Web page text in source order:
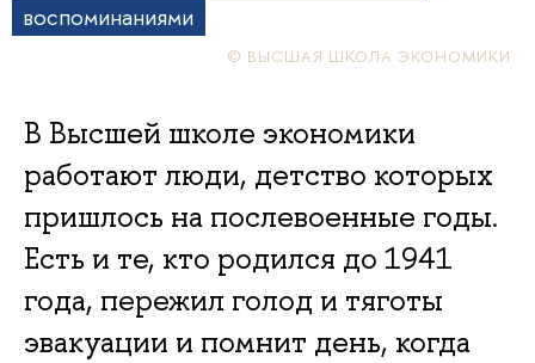
воспоминаниями
© ВЫСШАЯ ШКОЛА ЭКОНОМИКИ
В Высшей школе экономики
работают люди, детство которых
пришлось на послевоенные годы.
Есть и те, кто родился до 1941
года, пережил голод и тяготы
эвакуации и помнит день, когда